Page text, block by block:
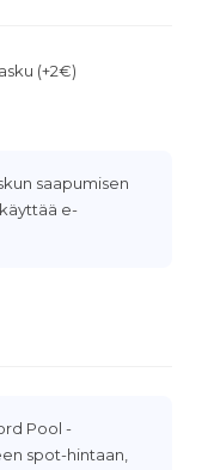
(+2€)
saapumisen
e-
Pool -
spot-hintaan,